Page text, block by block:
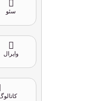
سئو
وایرال